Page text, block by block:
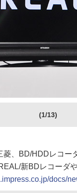
(1/13)
菱、BD/HDDレコー
新BDレコーダ
docs/